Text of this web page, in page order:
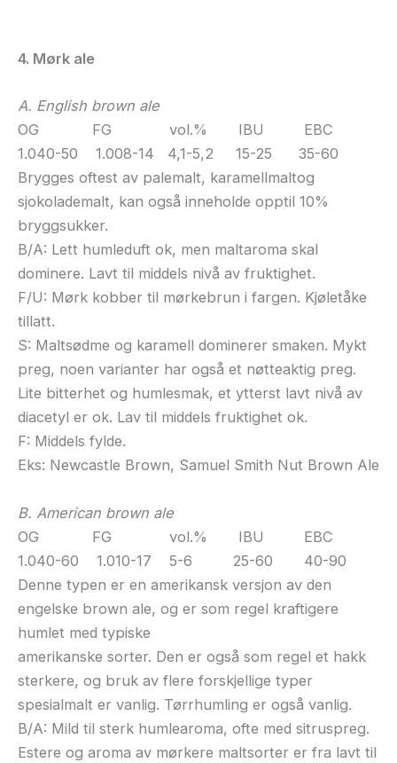
4. Mørk ale
A. English brown ale
OG FG vol.% IBU EBC
1.040-50 1.008-14 4,1-5,2 15-25 35-60
Brygges oftest av palemalt, karamellmaltog
sjokolademalt, kan også inneholde opptil 10%
bryggsukker.
B/A: Lett humleduft ok, men maltaroma skal
dominere. Lavt til middels nivå av fruktighet.
F/U: Mørk kobber til mørkebrun i fargen. Kjøletåke
tillatt.
S: Maltsødme og karamell dominerer smaken. Mykt
preg, noen varianter har også et nøtteaktig preg.
Lite bitterhet og humlesmak, et ytterst lavt nivå av
diacetyl er ok. Lav til middels fruktighet ok.
F: Middels fylde.
Eks: Newcastle Brown, Samuel Smith Nut Brown Ale
B. American brown ale
OG FG vol.% IBU EBC
1.040-60 1.010-17 5-6 25-60 40-90
Denne typen er en amerikansk versjon av den
engelske brown ale, og er som regel kraftigere
humlet med typiske
amerikanske sorter. Den er også som regel et hakk
sterkere, og bruk av flere forskjellige typer
spesialmalt er vanlig. Tørrhumling er også vanlig.
B/A: Mild til sterk humlearoma, ofte med sitruspreg.
Estere og aroma av mørkere maltsorter er fra lavt til